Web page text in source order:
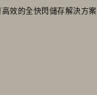
效的全快閃儲存解決方案